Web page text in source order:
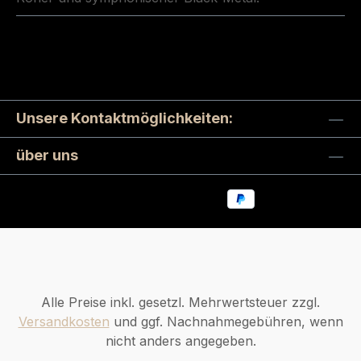
Unsere Kontaktmöglichkeiten:
über uns
Alle Preise inkl. gesetzl. Mehrwertsteuer zzgl.
Versandkosten und ggf. Nachnahmegebühren, wenn
nicht anders angegeben.